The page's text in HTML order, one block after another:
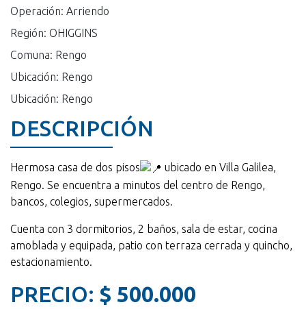
Operación: Arriendo
Región: OHIGGINS
Comuna: Rengo
Ubicación: Rengo
Ubicación: Rengo
DESCRIPCIÓN
Hermosa casa de dos pisos
ubicado en Villa Galilea,
Rengo. Se encuentra a minutos del centro de Rengo,
bancos, colegios, supermercados.
Cuenta con 3 dormitorios, 2 baños, sala de estar, cocina
amoblada y equipada, patio con terraza cerrada y quincho,
estacionamiento.
PRECIO: $ 500.000